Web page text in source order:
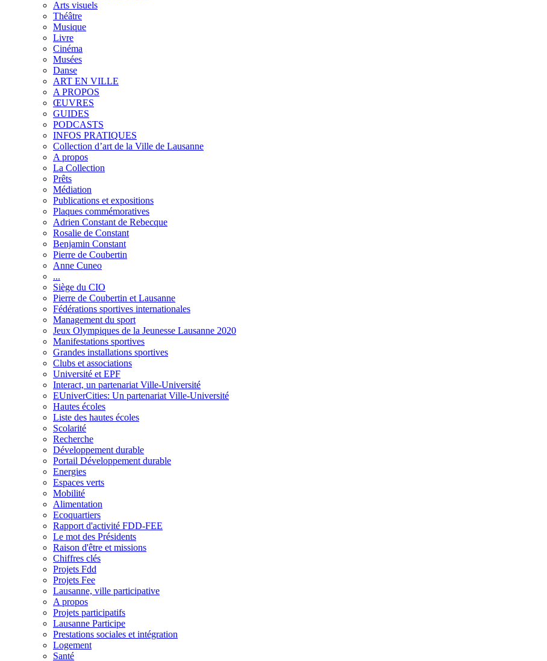
Arts visuels
Théâtre
Musique
Livre
Cinéma
Musées
Danse
ART EN VILLE
A PROPOS
ŒUVRES
GUIDES
PODCASTS
INFOS PRATIQUES
Collection d’art de la Ville de Lausanne
A propos
La Collection
Prêts
Médiation
Publications et expositions
Plaques commémoratives
Adrien Constant de Rebecque
Rosalie de Constant
Benjamin Constant
Pierre de Coubertin
Anne Cuneo
...
Siège du CIO
Pierre de Coubertin et Lausanne
Fédérations sportives internationales
Management du sport
Jeux Olympiques de la Jeunesse Lausanne 2020
Manifestations sportives
Grandes installations sportives
Clubs et associations
Université et EPF
Interact, un partenariat Ville-Université
EUniverCities: Un partenariat Ville-Université
Hautes écoles
Liste des hautes écoles
Scolarité
Recherche
Développement durable
Portail Développement durable
Energies
Espaces verts
Mobilité
Alimentation
Ecoquartiers
Rapport d'activité FDD-FEE
Le mot des Présidents
Raison d'être et missions
Chiffres clés
Projets Fdd
Projets Fee
Lausanne, ville participative
A propos
Projets participatifs
Lausanne Participe
Prestations sociales et intégration
Logement
Santé